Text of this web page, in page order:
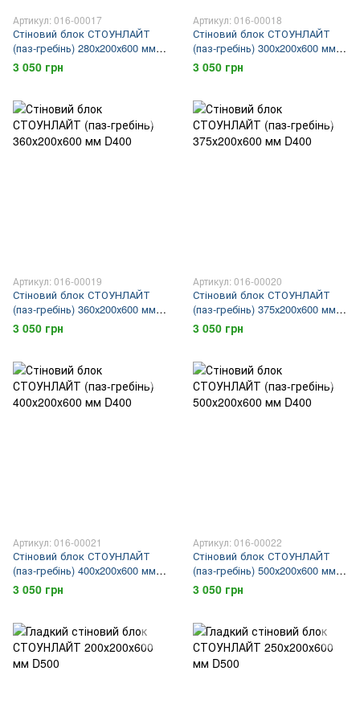
Артикул: 016-00017
Стіновий блок СТОУНЛАЙТ
(паз-гребінь) 280х200х600 мм
D400
3 050 грн
Артикул: 016-00018
Стіновий блок СТОУНЛАЙТ
(паз-гребінь) 300х200х600 мм
D400
3 050 грн
Артикул: 016-00019
Стіновий блок СТОУНЛАЙТ
(паз-гребінь) 360х200х600 мм
D400
3 050 грн
Артикул: 016-00020
Стіновий блок СТОУНЛАЙТ
(паз-гребінь) 375х200х600 мм
D400
3 050 грн
Артикул: 016-00021
Стіновий блок СТОУНЛАЙТ
(паз-гребінь) 400х200х600 мм
D400
3 050 грн
Артикул: 016-00022
Стіновий блок СТОУНЛАЙТ
(паз-гребінь) 500х200х600 мм
D400
3 050 грн